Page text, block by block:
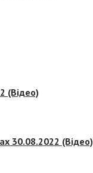
(Відео)
30.08.2022 (Відео)